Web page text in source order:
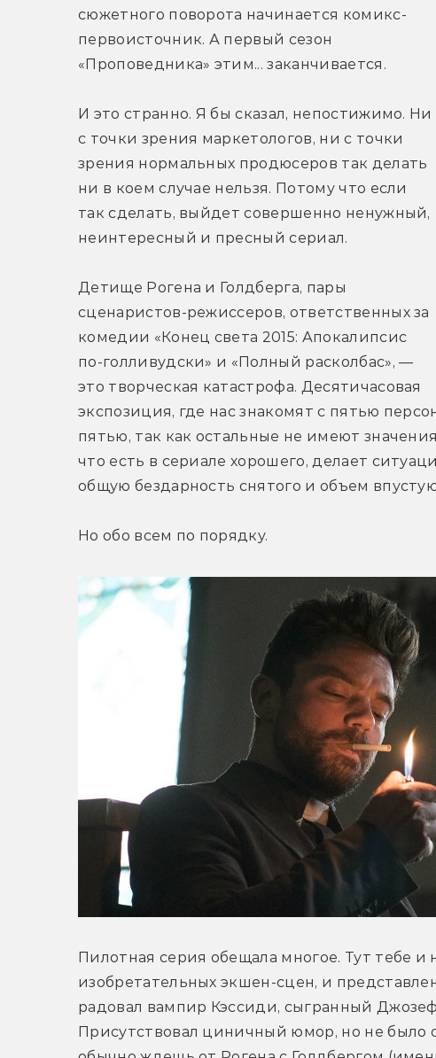
сюжетного поворота начинается комикс-
первоисточник. А первый сезон
«Проповедника» этим... заканчивается.
И это странно. Я бы сказал, непостижимо. Ни
с точки зрения маркетологов, ни с точки
зрения нормальных продюсеров так делать
ни в коем случае нельзя. Потому что если
так сделать, выйдет совершенно ненужный,
неинтересный и пресный сериал.
Детище Рогена и Голдберга, пары
сценаристов-режиссеров, ответственных за
комедии «Конец света 2015: Апокалипсис
по-голливудски» и «Полный расколбас», —
это творческая катастрофа. Десятичасовая
экспозиция, где нас знакомят с пятью
пятью, так как остальные не имеют
что есть в сериале хорошего, делает
общую бездарность снятого и объем
Но обо всем по порядку.
Пилотная серия обещала многое. Тут тебе и
изобретательных экшен-сцен, и
радовал вампир Кэссиди, сыгранный
Присутствовал циничный юмор, но не было